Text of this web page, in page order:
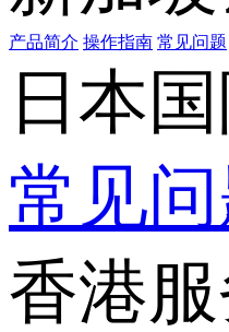
产品简介 操作指南 常见问题
日本
常见
香港